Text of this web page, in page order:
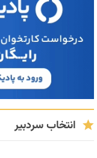
انتخاب سردبیر